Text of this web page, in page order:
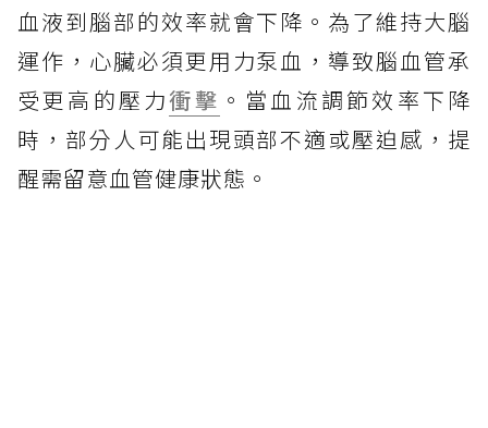
血液到腦部的效率就會下降。為了維持大腦
運作，心臟必須更用力泵血，導致腦血管承
受更高的壓力衝擊 。當血流調節效率下降
時，部分人可能出現頭部不適或壓迫感，提
醒需留意血管健康狀態。